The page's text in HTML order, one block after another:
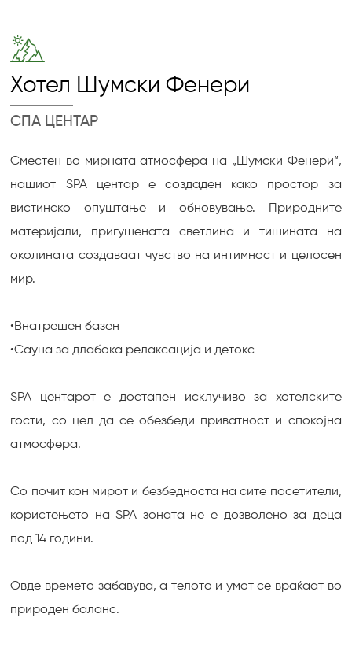
Хотел Шумски Фенери
СПА ЦЕНТАР
Сместен во мирната атмосфера на „Шумски Фенери“,
нашиот SPA центар е создаден како простор за
вистинско опуштање и обновување. Природните
материјали, пригушената светлина и тишината на
околината создаваат чувство на интимност и целосен
мир.
•Внатрешен базен
•Сауна за длабока релаксација и детокс
SPA центарот е достапен исклучиво за хотелските
гости, со цел да се обезбеди приватност и спокојна
атмосфера.
Со почит кон мирот и безбедноста на сите посетители,
користењето на SPA зоната не е дозволено за деца
под 14 години.
Овде времето забавува, а телото и умот се враќаат во
природен баланс.